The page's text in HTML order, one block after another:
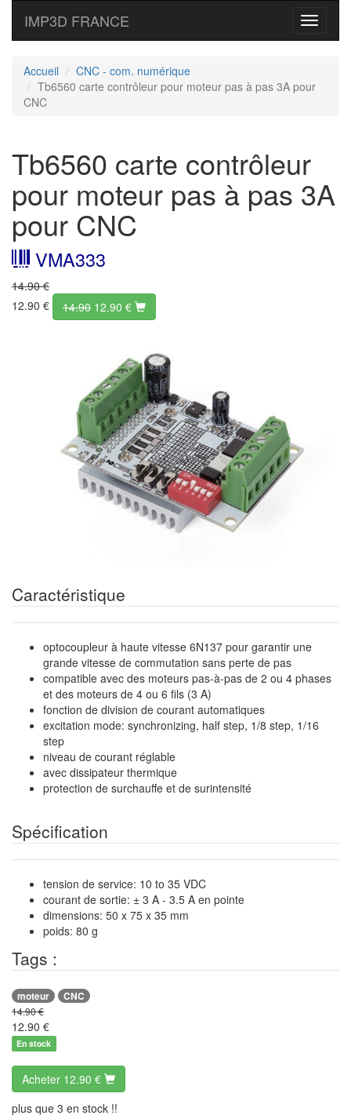
Toggle
IMP3D FRANCE
Accueil
CNC - com. numérique
Tb6560 carte contrôleur pour moteur pas à pas 3A pour
CNC
Tb6560 carte contrôleur
pour moteur pas à pas 3A
pour CNC
VMA333
14.90 €
12.90 €
14.90 12.90 €
Caractéristique
optocoupleur à haute vitesse 6N137 pour garantir une
grande vitesse de commutation sans perte de pas
compatible avec des moteurs pas-à-pas de 2 ou 4 phases
et des moteurs de 4 ou 6 fils (3 A)
fonction de division de courant automatiques
excitation mode: synchronizing, half step, 1/8 step, 1/16
step
niveau de courant réglable
avec dissipateur thermique
protection de surchauffe et de surintensité
Spécification
tension de service: 10 to 35 VDC
courant de sortie: ± 3 A - 3.5 A en pointe
dimensions: 50 x 75 x 35 mm
poids: 80 g
Tags :
moteur CNC
14.90 €
12.90 €
En stock
Acheter 12.90 €
plus que 3 en stock !!